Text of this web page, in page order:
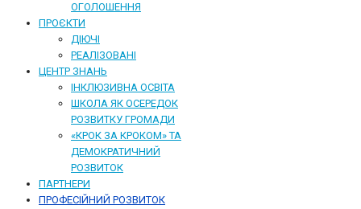
ОГОЛОШЕННЯ
ПРОЄКТИ
ДІЮЧІ
РЕАЛІЗОВАНІ
ЦЕНТР ЗНАНЬ
ІНКЛЮЗИВНА ОСВІТА
ШКОЛА ЯК ОСЕРЕДОК
РОЗВИТКУ ГРОМАДИ
«КРОК ЗА КРОКОМ» ТА
ДЕМОКРАТИЧНИЙ
РОЗВИТОК
ПАРТНЕРИ
ПРОФЕСІЙНИЙ РОЗВИТОК